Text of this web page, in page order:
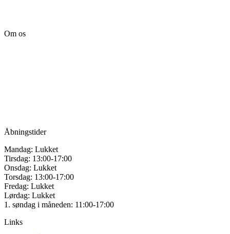
Om os
Åbningstider
Mandag: Lukket
Tirsdag: 13:00-17:00
Onsdag: Lukket
Torsdag: 13:00-17:00
Fredag: Lukket
Lørdag: Lukket
1. søndag i måneden: 11:00-17:00
Links